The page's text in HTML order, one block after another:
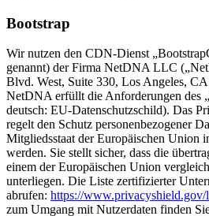
Bootstrap
Wir nutzen den CDN-Dienst
genannt) der Firma NetDNA LLC
Blvd. West, Suite 330, Los Angeles,
NetDNA erfüllt die Anforderungen des
deutsch: EU-Datenschutzschild). Das
regelt den Schutz personenbezogener
Mitgliedsstaat der Europäischen Union
werden. Sie stellt sicher, dass die
einem der Europäischen Union
unterliegen. Die Liste zertifizierter
abrufen: https://www.privacyshield.gov/
zum Umgang mit Nutzerdaten finden